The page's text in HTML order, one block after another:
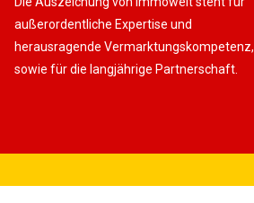
außerordentliche Expertise und
herausragende Vermarktungskompetenz,
sowie für die langjährige Partnerschaft.